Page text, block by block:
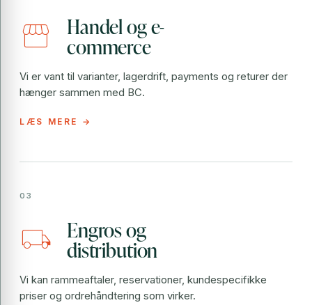
storefront Handel og e-
commerce
Vi er vant til varianter, lagerdrift, payments og returer der
hænger sammen med BC.
local_shipping Engros og
distribution
Vi kan rammeaftaler, reservationer, kundespecifikke
priser og ordrehåndtering som virker.